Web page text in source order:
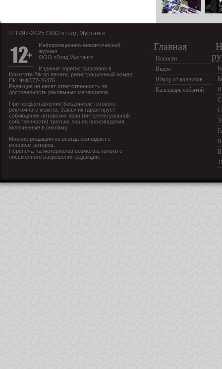
© 1997-2025 OOO «Голд Мустанг»
Информационно-аналитический
журнал
ООО «Голд Мустанг»
Издание зарегистрировано в
Комитете РФ по печати, регистрационный номер
ПИ №ФС77-26476.
Редакция не несет ответственность за
достоверность рекламных материалов.
При предоставлении Заказчиком готового
рекламного макета, Заказчик гарантирует
соблюдение авторских прав (интеллектуальной
собственности) третьих лиц на произведения,
включенные в рекламу.
Мнение редакции не всегда совпадает с
мнением авторов.
Перепечатка материалов возможна только с
письменного разрешения редакции.
Главная
Новости
Видео
Юмор от конников
Календарь событий